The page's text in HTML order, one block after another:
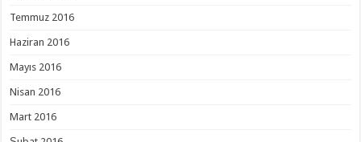
Temmuz 2016
Haziran 2016
Mayıs 2016
Nisan 2016
Mart 2016